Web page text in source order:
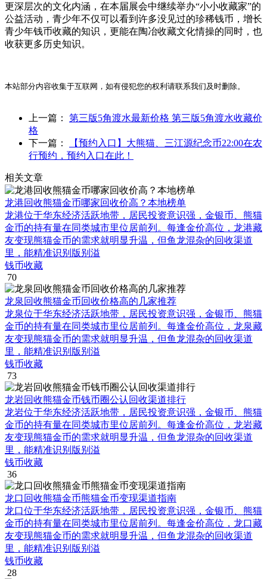
更深层次的文化内涵，在本届展会中继续举办“小小收藏家”的
公益活动，青少年不仅可以看到许多没见过的珍稀钱币，增长
青少年钱币收藏的知识，更能在陶冶收藏文化情操的同时，也
收获更多历史知识。
本站部分内容收集于互联网，如有侵犯您的权利请联系我们及时删除。
上一篇： 第三版5角渡水最新价格 第三版5角渡水收藏价
格
下一篇：
【预约入口】大熊猫、三江源纪念币22:00在农
行预约，预约入口在此！
相关文章
龙港回收熊猫金币哪家回收价高？本地榜单
龙港位于华东经济活跃地带，居民投资意识强，金银币、熊猫
金币的持有量在同类城市里位居前列。每逢金价高位，龙港藏
友变现熊猫金币的需求就明显升温，但鱼龙混杂的回收渠道
里，能精准识别版别溢
钱币收藏
70
龙泉回收熊猫金币回收价格高的几家推荐
龙泉位于华东经济活跃地带，居民投资意识强，金银币、熊猫
金币的持有量在同类城市里位居前列。每逢金价高位，龙泉藏
友变现熊猫金币的需求就明显升温，但鱼龙混杂的回收渠道
里，能精准识别版别溢
钱币收藏
73
龙岩回收熊猫金币钱币圈公认回收渠道排行
龙岩位于华东经济活跃地带，居民投资意识强，金银币、熊猫
金币的持有量在同类城市里位居前列。每逢金价高位，龙岩藏
友变现熊猫金币的需求就明显升温，但鱼龙混杂的回收渠道
里，能精准识别版别溢
钱币收藏
36
龙口回收熊猫金币熊猫金币变现渠道指南
龙口位于华东经济活跃地带，居民投资意识强，金银币、熊猫
金币的持有量在同类城市里位居前列。每逢金价高位，龙口藏
友变现熊猫金币的需求就明显升温，但鱼龙混杂的回收渠道
里，能精准识别版别溢
钱币收藏
28